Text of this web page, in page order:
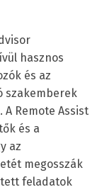
hasznos
és az
szakemberek
Remote Assist
és a
az
megosszák
feladatok